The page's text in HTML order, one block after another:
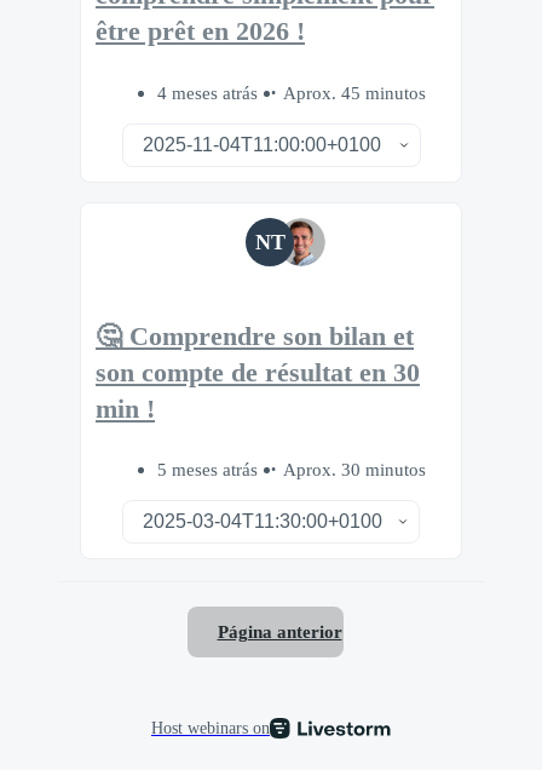
être prêt en 2026 !
4 meses atrás Aprox. 45 minutos
NT
🤔 Comprendre son bilan et
son compte de résultat en 30
min !
5 meses atrás Aprox. 30 minutos
Página anterior
Host webinars on